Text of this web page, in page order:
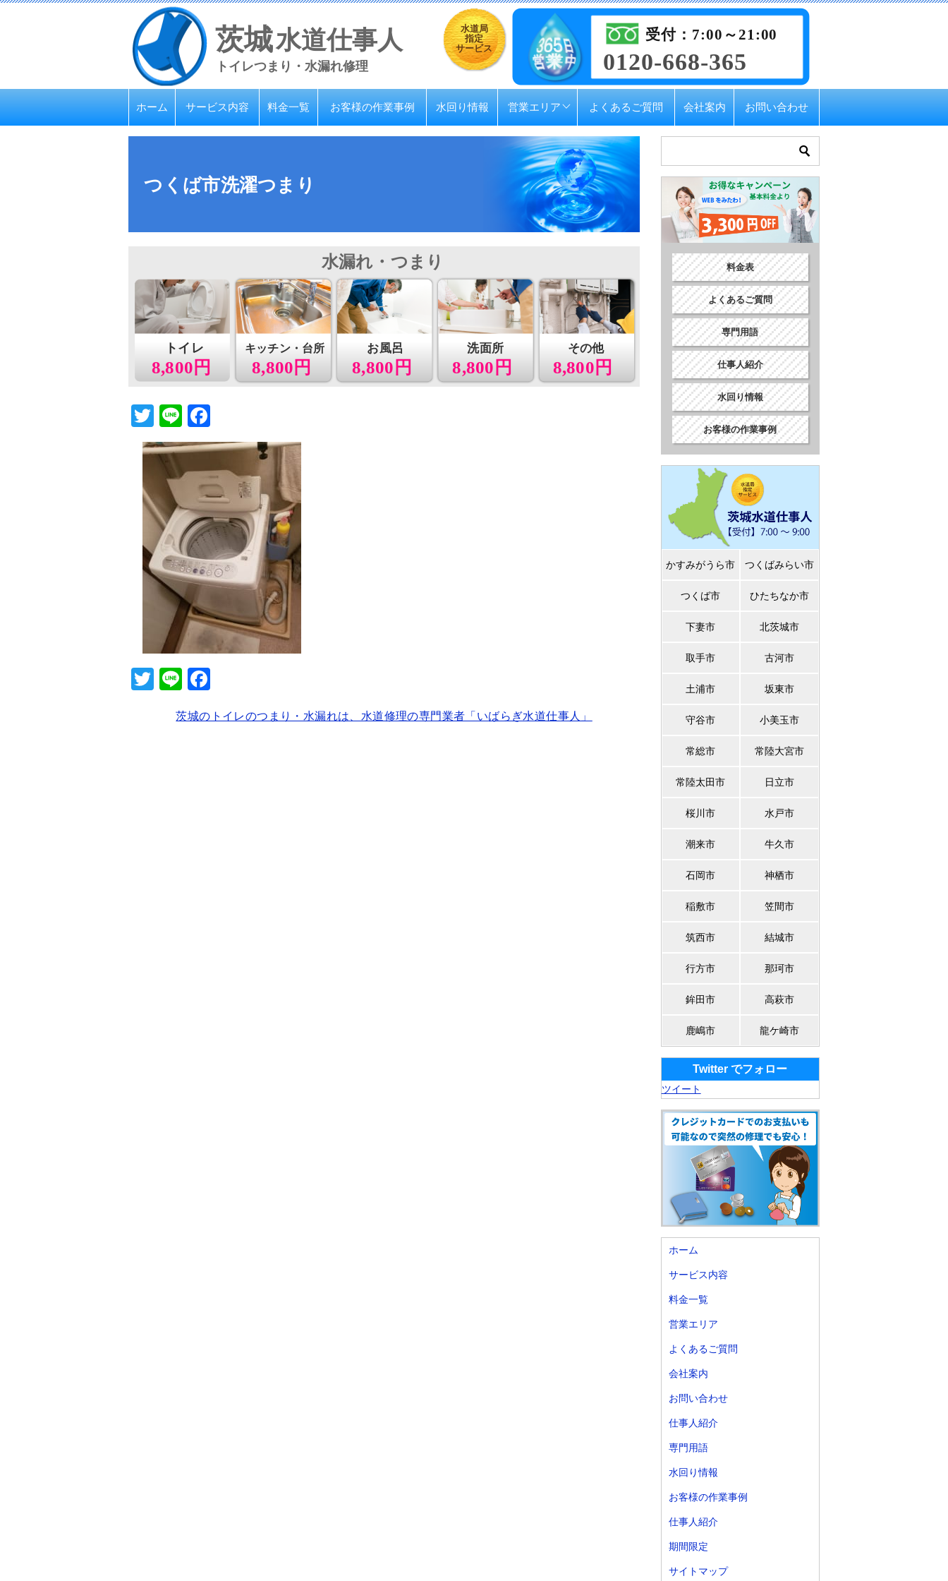
茨城水道仕事人
トイレつまり・水漏れ修理
水道局
指定
サービス 0120-668-365
受付：7:00～21:00
ホーム サービス内容 料金一覧 お客様の作業事例 水回り情報 営業エリア よくあるご質問 会社案内 お問い合わせ
つくば市洗濯つまり
8,800円
トイレ
8,800円
キッチン・台所 お風呂
8,800円
洗面所
8,800円
その他
8,800円
水漏れ・つまり
T
wi
tt
er
Li
n
e
a
e
b
o
o
k
T
Li
e c
茨城のトイレのつまり・水漏れは、水道修理の専門業者「いばらぎ水道仕事人」
料金表
よくあるご質問
専門用語
仕事人紹介
水回り情報
お客様の作業事例
かすみがうら市 つくばみらい市
つくば市 ひたちなか市
下妻市 北茨城市
取手市 古河市
土浦市 坂東市
守谷市 小美玉市
常総市 常陸大宮市
常陸太田市 日立市
桜川市 水戸市
潮来市 牛久市
石岡市 神栖市
稲敷市 笠間市
筑西市 結城市
行方市 那珂市
鉾田市 高萩市
鹿嶋市 龍ケ崎市
Twitter でフォロー
ツイート
ホーム
サービス内容
料金一覧
営業エリア
よくあるご質問
会社案内
お問い合わせ
仕事人紹介
専門用語
水回り情報
お客様の作業事例
仕事人紹介
期間限定
サイトマップ